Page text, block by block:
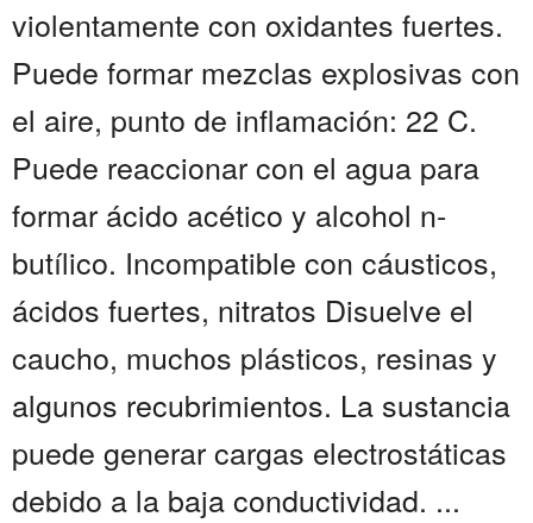
violentamente con oxidantes fuertes.
Puede formar mezclas explosivas con
el aire, punto de inflamación: 22 C.
Puede reaccionar con el agua para
formar ácido acético y alcohol n-
butílico. Incompatible con cáusticos,
ácidos fuertes, nitratos Disuelve el
caucho, muchos plásticos, resinas y
algunos recubrimientos. La sustancia
puede generar cargas electrostáticas
debido a la baja conductividad. ...